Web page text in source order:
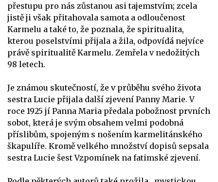
přestupu pro nás zůstanou asi tajemstvím; zcela
jistě ji však přitahovala samota a odloučenost
Karmelu a také to, že poznala, že spiritualita,
kterou poselstvími přijala a žila, odpovídá nejvíce
právě spiritualitě Karmelu. Zemřela v nedožitých
98 letech.
Je známou skutečností, že v průběhu svého života
sestra Lucie přijala další zjevení Panny Marie. V
roce 1925 jí Panna Maria předala pobožnost prvních
sobot, která je svým obsahem velmi podobná
příslibům, spojeným s nošením karmelitánského
škapulíře. Kromě velkého množství dopisů sepsala
sestra Lucie šest Vzpomínek na fatimské zjevení.